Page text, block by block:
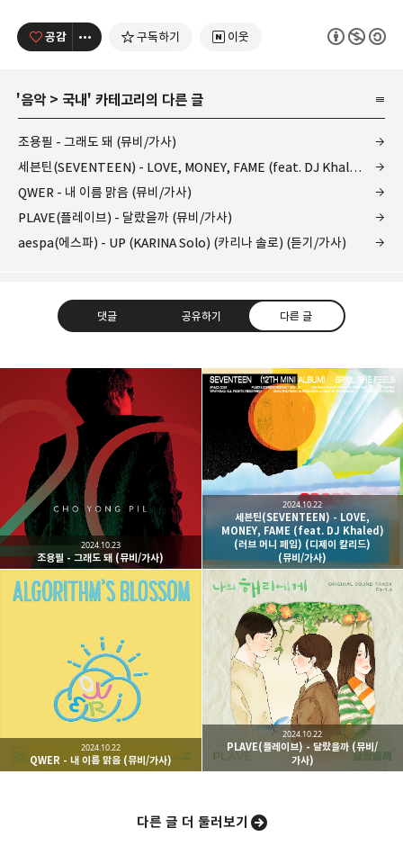
공감 구독하기 이웃
'음악 > 국내' 카테고리의 다른 글
조용필 - 그래도 돼 (뮤비/가사)
세븐틴(SEVENTEEN) - LOVE, MONEY, FAME (feat. DJ Khaled) (러브 머니 페임) (디제이 칼리드) (뮤비/가사)
QWER - 내 이름 맑음 (뮤비/가사)
PLAVE(플레이브) - 달랐을까 (뮤비/가사)
aespa(에스파) - UP (KARINA Solo) (카리나 솔로) (듣기/가사)
댓글 공유하기 다른 글
kjgsb 님의 블로그입니다.
구독하기
구독하기 카카오톡 라인 트위터
네이버 블로그
조용필 - 그래도 돼 (뮤비/가사)
2024.10.23
세븐틴(SEVENTEEN) - LOVE,
MONEY, FAME (feat. DJ Khaled)
(러브 머니 페임) (디제이 칼리드)
(뮤비/가사)
2024.10.22
QWER - 내 이름 맑음 (뮤비/가사)
2024.10.22
PLAVE(플레이브) - 달랐을까 (뮤비/
가사)
2024.10.22
다른 글 더 둘러보기